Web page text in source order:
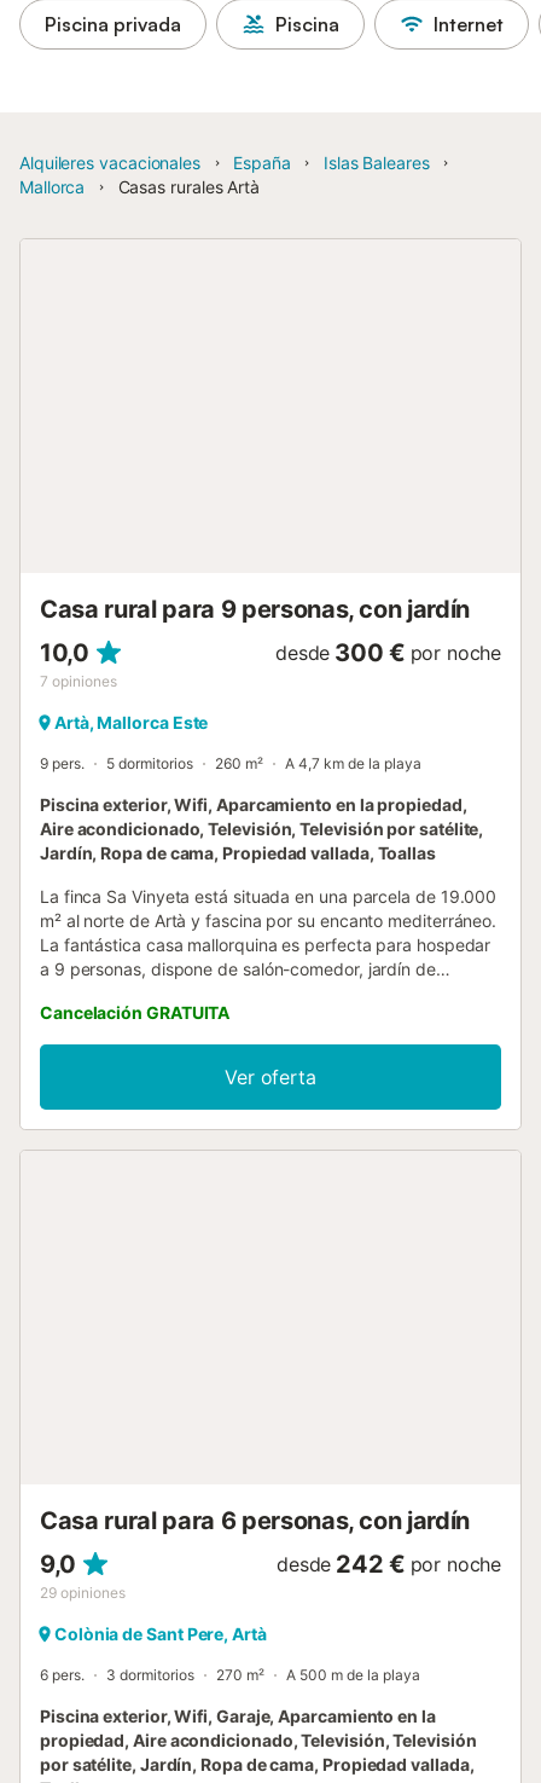
Piscina privada Piscina Internet
Alquileres vacacionales España
Islas Baleares
Mallorca
Casas rurales Artà
Casa rural para 9 personas, con jardín
10,0
7 opiniones
desde 300 € por noche
Artà, Mallorca Este
9 pers. 5 dormitorios 260 m² A 4,7 km de la playa
Piscina exterior, Wifi, Aparcamiento en la propiedad,
Aire acondicionado, Televisión, Televisión por satélite,
Jardín, Ropa de cama, Propiedad vallada, Toallas
La finca Sa Vinyeta está situada en una parcela de 19.000
m² al norte de Artà y fascina por su encanto mediterráneo.
La fantástica casa mallorquina es perfecta para hospedar
a 9 personas, dispone de salón-comedor, jardín de
con cama individual y 2 con 2 camas individuales cada
uno) y 6 baños. Entre los servicios adicionales se incluyen
Wi-Fi, aire acondicionado, chimenea, televisión por satélite,
cuna y trona. La finca cuenta con una entrada bien
cuidada, bordeada por verde césped y palmeras, que te
Cancelación GRATUITA
Ver oferta
Casa rural para 6 personas, con jardín
9,0
29 opiniones
desde 242 € por noche
Colònia de Sant Pere, Artà
6 pers. 3 dormitorios 270 m² A 500 m de la playa
Piscina exterior, Wifi, Garaje, Aparcamiento en la
propiedad, Aire acondicionado, Televisión, Televisión
por satélite, Jardín, Ropa de cama, Propiedad vallada,